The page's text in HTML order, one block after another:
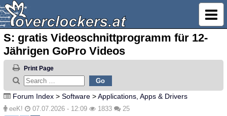
S: gratis Videoschnittprogramm für 12-
Jährigen GoPro Videos
Print Page
Forum Index > Software >Applications, Apps & Drivers
eeK! 07.07.2026 - 12:09 1833 25